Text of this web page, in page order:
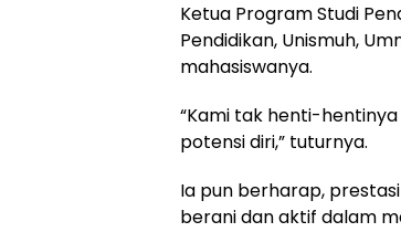
Ketua Program Studi
Pendidikan, Unismuh,
mahasiswanya.
“Kami tak henti-
potensi diri,” tuturnya.
Ia pun berharap,
berani dan aktif dalam